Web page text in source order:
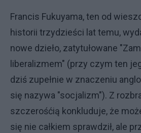
Francis Fukuyama, ten od
historii trzydzieści lat temu,
nowe dzieło, zatytułowane
liberalizmem" (przy czym ten
dziś zupełnie w znaczeniu
się nazywa "socjalizm"). Z
szczerośćią konkluduje, że
się nie całkiem sprawdził, ale